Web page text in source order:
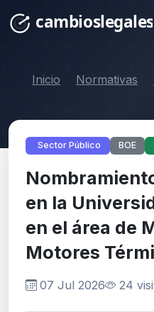
Inicio Normativas
Sector Público BOE
en la
en el área de
Motores
07 Jul 2026 24